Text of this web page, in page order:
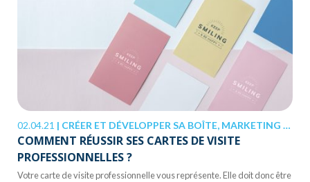
02.04.21 | CRÉER ET DÉVELOPPER SA BOÎTE, MARKETING & COMMUNICATION
COMMENT RÉUSSIR SES CARTES DE VISITE
PROFESSIONNELLES ?
Votre carte de visite professionnelle vous représente. Elle doit donc être